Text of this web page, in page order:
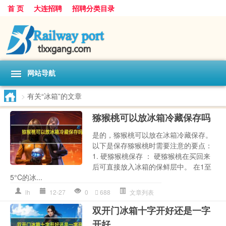
首 页 大连招聘 招聘分类目录
网站导航
> 有关“冰箱”的文章
猕猴桃可以放冰箱冷藏保存吗
是的，猕猴桃可以放在冰箱冷藏保存。
以下是保存猕猴桃时需要注意的要点：
1. 硬猕猴桃保存 ： 硬猕猴桃在买回来
后可直接放入冰箱的保鲜层中。 在1至
5°C的冰...
lh 12-27 0 688 文章列表
双开门冰箱十字开好还是一字